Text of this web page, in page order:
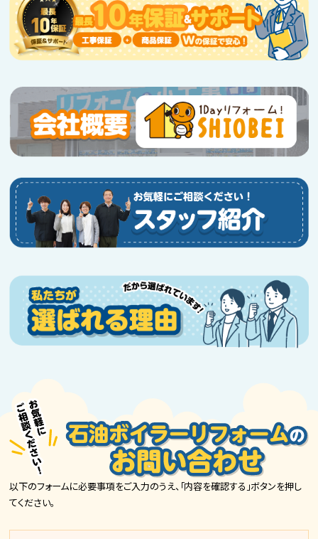
以下のフォームに必要事項をご入力のうえ、「内容を確認する」ボタンを押し
てください。